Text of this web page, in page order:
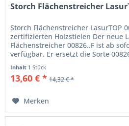
Storch Flächenstreicher
Storch Flächenstreicher LasurTOP
zertifizierten Holzstielen Der neue
Flächenstreicher 00826..F ist ab
verfügbar. Er ersetzt die Sorte
Inhalt 1 Stück
13,60 € * 14,32 € *
Merken